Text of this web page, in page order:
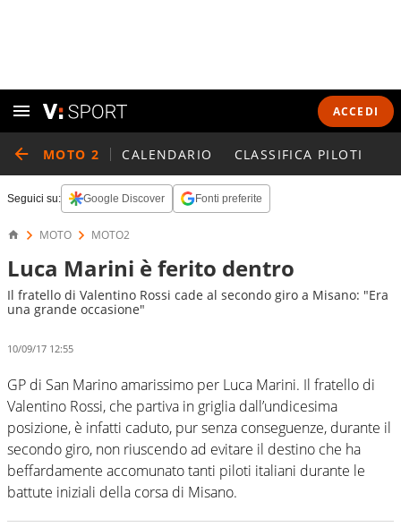
ACCEDI
MOTO 2 CALENDARIO CLASSIFICA PILOTI
Seguici su: Google Discover Fonti preferite
MOTO MOTO2
Luca Marini è ferito dentro
Il fratello di Valentino Rossi cade al secondo giro a Misano: "Era
una grande occasione"
10/09/17 12:55
GP di San Marino amarissimo per Luca Marini. Il fratello di
Valentino Rossi, che partiva in griglia dall’undicesima
posizione, è infatti caduto, pur senza conseguenze, durante il
secondo giro, non riuscendo ad evitare il destino che ha
beffardamente accomunato tanti piloti italiani durante le
battute iniziali della corsa di Misano.